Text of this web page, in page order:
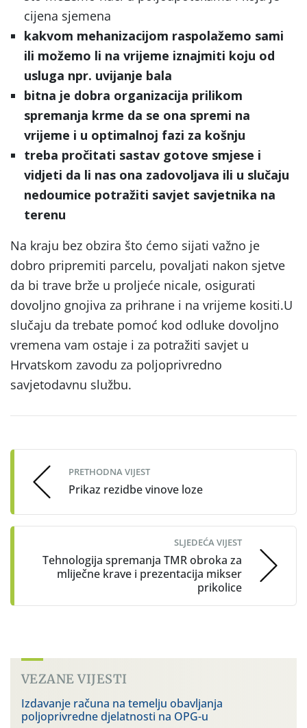
cijena sjemena
kakvom mehanizacijom raspolažemo sami
ili možemo li na vrijeme iznajmiti koju od
usluga npr. uvijanje bala
bitna je dobra organizacija prilikom
spremanja krme da se ona spremi na
vrijeme i u optimalnoj fazi za košnju
treba pročitati sastav gotove smjese i
vidjeti da li nas ona zadovoljava ili u slučaju
nedoumice potražiti savjet savjetnika na
terenu
Na kraju bez obzira što ćemo sijati važno je
dobro pripremiti parcelu, povaljati nakon sjetve
da bi trave brže u proljeće nicale, osigurati
dovoljno gnojiva za prihrane i na vrijeme kositi.U
slučaju da trebate pomoć kod odluke dovoljno
vremena vam ostaje i za potražiti savjet u
Hrvatskom zavodu za poljoprivredno
savjetodavnu službu.
navigation
PRETHODNA VIJEST
Prikaz rezidbe vinove loze
SLJEDEĆA VIJEST
Tehnologija spremanja TMR obroka za
mliječne krave i prezentacija mikser
prikolice
VEZANE VIJESTI
Izdavanje računa na temelju obavljanja
poljoprivredne djelatnosti na OPG-u